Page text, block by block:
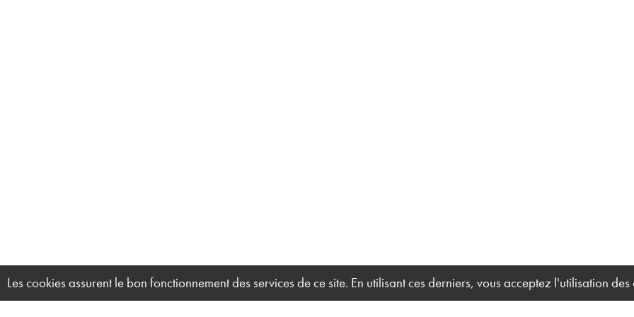
Les cookies assurent le bon fonctionnement des services de ce site. En utilisant ces derniers, vous acceptez l'utilisation des